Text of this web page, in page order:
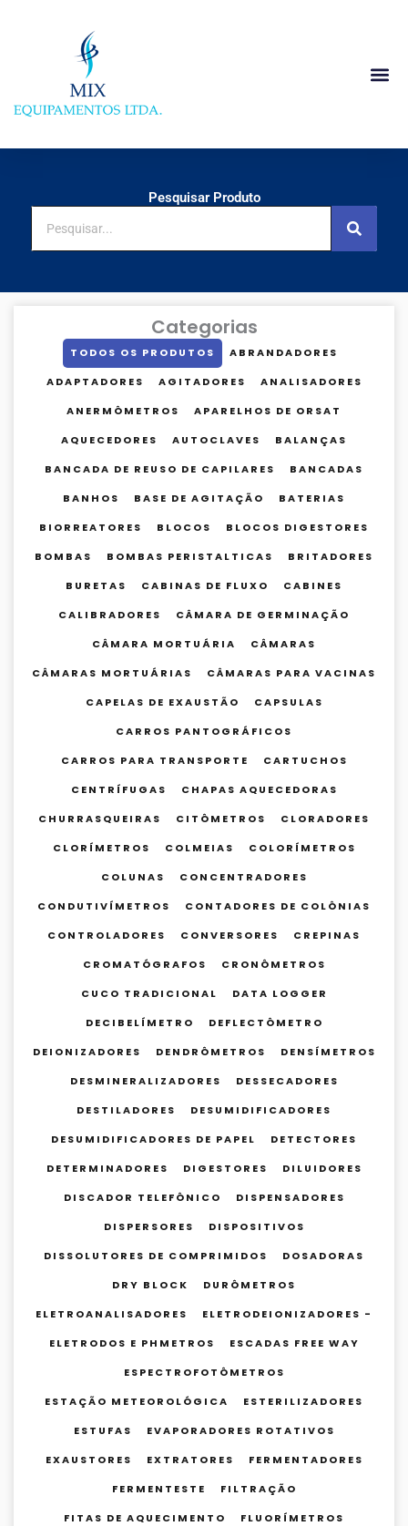
Pesquisar Produto
Categorias
ABRANDADORES
ADAPTADORES AGITADORES ANALISADORES
ANERMÔMETROS APARELHOS DE ORSAT
AQUECEDORES AUTOCLAVES BALANÇAS
BANCADA DE REUSO DE CAPILARES BANCADAS
BANHOS BASE DE AGITAÇÃO BATERIAS
BIORREATORES BLOCOS BLOCOS DIGESTORES
BOMBAS BOMBAS PERISTALTICAS BRITADORES
BURETAS CABINAS DE FLUXO CABINES
CALIBRADORES CÂMARA DE GERMINAÇÃO
CÂMARA MORTUÁRIA CÂMARAS
CÂMARAS MORTUÁRIAS CÂMARAS PARA VACINAS
CAPELAS DE EXAUSTÃO CAPSULAS
CARROS PANTOGRÁFICOS
CARROS PARA TRANSPORTE CARTUCHOS
CENTRÍFUGAS CHAPAS AQUECEDORAS
CHURRASQUEIRAS CITÔMETROS CLORADORES
CLORÍMETROS COLMEIAS COLORÍMETROS
COLUNAS CONCENTRADORES
CONDUTIVÍMETROS CONTADORES DE COLÔNIAS
CONTROLADORES CONVERSORES CREPINAS
CROMATÓGRAFOS CRONÔMETROS
CUCO TRADICIONAL DATA LOGGER
DECIBELÍMETRO DEFLECTÔMETRO
DEIONIZADORES DENDRÔMETROS DENSÍMETROS
DESMINERALIZADORES DESSECADORES
DESTILADORES DESUMIDIFICADORES
DESUMIDIFICADORES DE PAPEL DETECTORES
DETERMINADORES DIGESTORES DILUIDORES
DISCADOR TELEFÔNICO DISPENSADORES
DISPERSORES DISPOSITIVOS
DISSOLUTORES DE COMPRIMIDOS DOSADORAS
DRY BLOCK DURÔMETROS
ELETROANALISADORES ELETRODEIONIZADORES -
ELETRODOS E PHMETROS ESCADAS FREE WAY
ESPECTROFOTÔMETROS
ESTAÇÃO METEOROLÓGICA ESTERILIZADORES
ESTUFAS EVAPORADORES ROTATIVOS
EXAUSTORES EXTRATORES FERMENTADORES
FERMENTESTE FILTRAÇÃO
FITAS DE AQUECIMENTO FLUORÍMETROS
TODOS OS PRODUTOS